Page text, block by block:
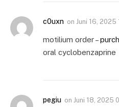
c0uxn on Juni 16, 2025
motilium order –
oral cyclobenzaprine
pegiu on Juni 18, 2025